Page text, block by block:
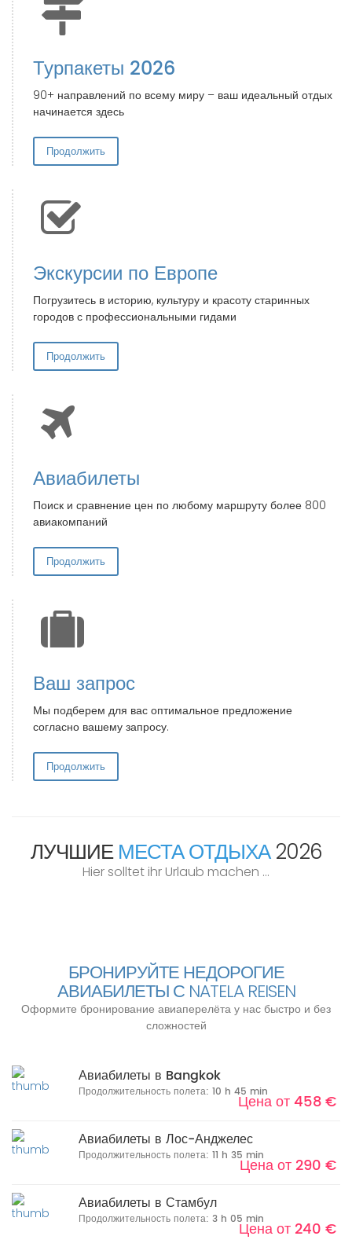
Турпакеты 2026
90+ направлений по всему миру – ваш идеальный отдых
начинается здесь
Продолжить
Экскурсии по Европе
Погрузитесь в историю, культуру и красоту старинных
городов с профессиональными гидами
Продолжить
Авиабилеты
Поиск и сравнение цен по любому маршруту более 800
авиакомпаний
Продолжить
Ваш запрос
Мы подберем для вас оптимальное предложение
согласно вашему запросу.
Продолжить
ЛУЧШИЕМЕСТА ОТДЫХА2026
Hier solltet ihr Urlaub machen ...
Болгария
Италия
Греция
БРОНИРУЙТЕ НЕДОРОГИЕ
АВИАБИЛЕТЫ С NATELA REISEN
Оформите бронирование авиаперелёта у нас быстро и без
сложностей
Авиабилеты в Bangkok
Продолжительность полета: 10 h 45 minЦена от 458 €
Авиабилеты в Лос-Анджелес
Продолжительность полета: 11 h 35 minЦена от 290 €
Авиабилеты в Стамбул
Продолжительность полета: 3 h 05 minЦена от 240 €